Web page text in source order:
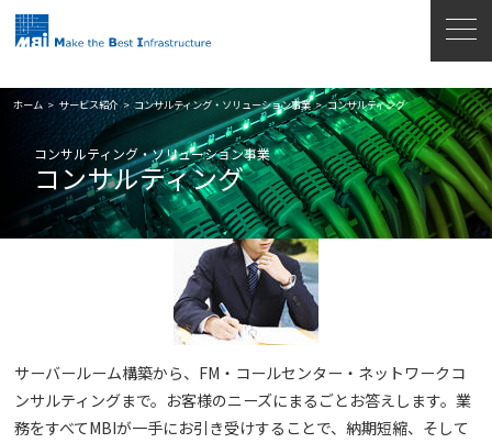
ホーム > サービス紹介 > コンサルティング・ソリューション事業 > コンサルティング
コンサルティング・ソリューション事業
コンサルティング
サーバールーム構築から、FM・コールセンター・ネットワークコ
ンサルティングまで。お客様のニーズにまるごとお答えします。業
務をすべてMBIが一手にお引き受けすることで、納期短縮、そして